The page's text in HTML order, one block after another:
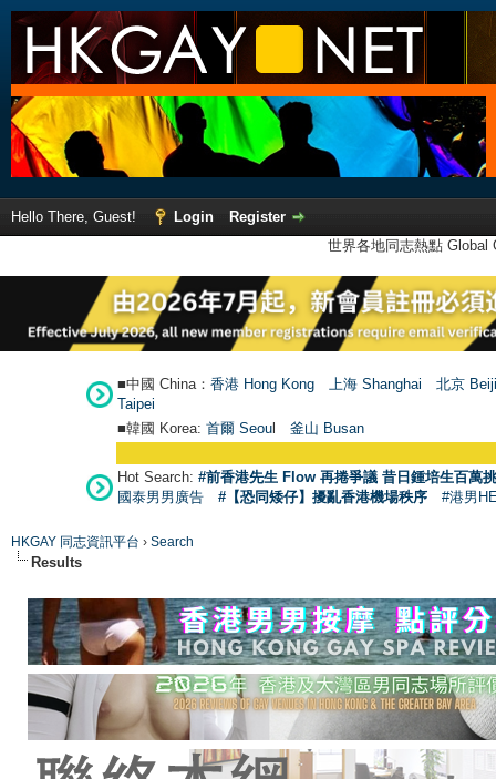
Hello There, Guest! Login
Register
世界各地同志熱點
■中國 China： 香港 Hong Kong 上海 Shanghai
北京
Taipei
■韓國 Korea: 首爾 Seoul 釜山 Busan
Hot Search: #前香港先生 Flow 再捲爭議 昔日鍾培生百萬
國泰男男廣告
#【恐同矮仔】擾亂香港機場秩序 #港男
HKGAY 同志資訊平台 › Search
Results